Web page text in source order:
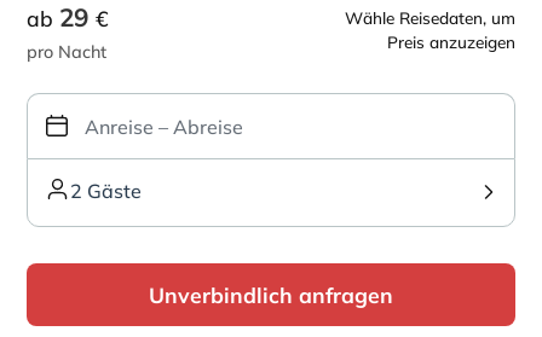
Wähle Reisedaten, um
Preis anzuzeigen
ab 29 €
pro Nacht
2 Gäste
Unverbindlich anfragen